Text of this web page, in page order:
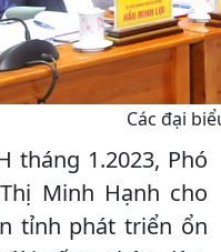
Các đại
tháng 1.2023, Phó
Minh Hạnh cho
tỉnh phát triển ổn